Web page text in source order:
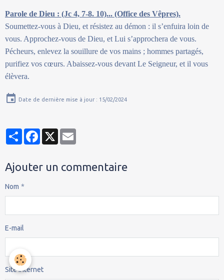
Parole de Dieu : (Jc 4, 7-8. 10)... (Office des Vêpres).
Soumettez-vous à Dieu, et résistez au démon : il s’enfuira loin de
vous. Approchez-vous de Dieu, et Lui s’approchera de vous.
Pécheurs, enlevez la souillure de vos mains ; hommes partagés,
purifiez vos cœurs. Abaissez-vous devant Le Seigneur, et il vous
élèvera.
Date de dernière mise à jour : 15/02/2024
PartagerFacebook
X
Ajouter un commentaire
Nom
E-mail
Site Internet